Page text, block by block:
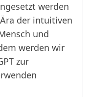
werden
der intuitiven
und
werden wir
zur